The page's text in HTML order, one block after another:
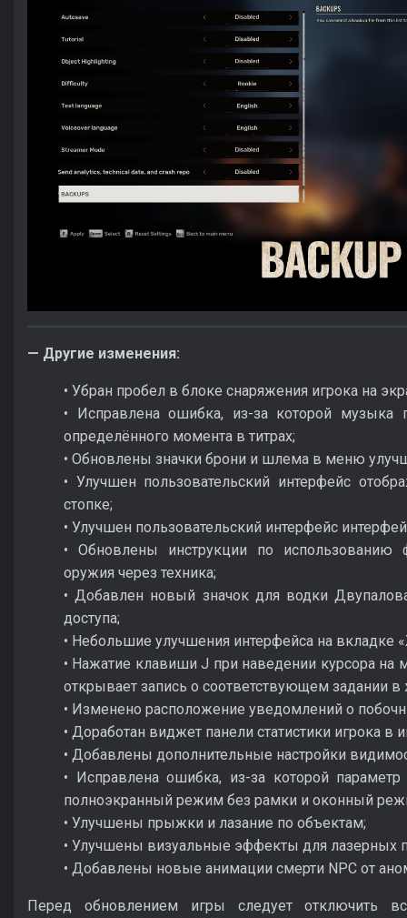
— Другие изменения:
• Убран пробел в блоке снаряжения игрока на
• Исправлена ошибка, из-за которой музыка
определённого момента в титрах;
• Обновлены значки брони и шлема в меню
• Улучшен пользовательский интерфейс
стопке;
• Улучшен пользовательский интерфейс
• Обновлены инструкции по использованию
оружия через техника;
• Добавлен новый значок для водки
доступа;
• Небольшие улучшения интерфейса на вкладке
• Нажатие клавиши J при наведении курсора на
открывает запись о соответствующем задании в
• Изменено расположение уведомлений о
• Доработан виджет панели статистики игрока в
• Добавлены дополнительные настройки
• Исправлена ошибка, из-за которой
полноэкранный режим без рамки и оконный
• Улучшены прыжки и лазание по объектам;
• Улучшены визуальные эффекты для лазерных
• Добавлены новые анимации смерти NPC от
Перед обновлением игры следует отключить